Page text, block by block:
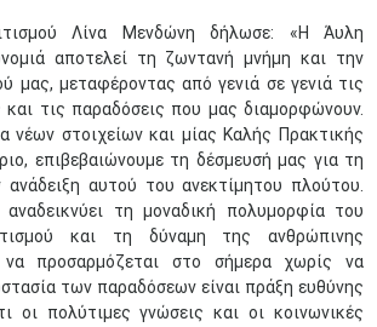
Λίνα Μενδώνη δήλωσε: «Η Άυλη
αποτελεί τη ζωντανή μνήμη και την
μας, μεταφέροντας από γενιά σε γενιά τις
και τις παραδόσεις που μας διαμορφώνουν.
νέων στοιχείων και μίας Καλής Πρακτικής
επιβεβαιώνουμε τη δέσμευσή μας για τη
αυτού του ανεκτίμητου πλούτου.
τη μοναδική πολυμορφία του
και τη δύναμη της ανθρώπινης
να προσαρμόζεται στο σήμερα χωρίς να
των παραδόσεων είναι πράξη ευθύνης
οι πολύτιμες γνώσεις και οι κοινωνικές